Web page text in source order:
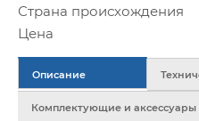
Страна происхождения
Цена
Описание
Комплектующие и аксессуары